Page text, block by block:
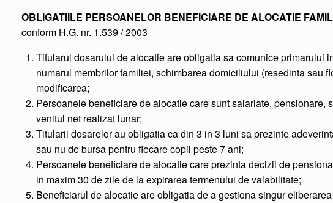
OBLIGATIILE PERSOANELOR BENEFICIARE DE ALOCATIE
conform H.G. nr. 1.539 / 2003
Titularul dosarului de alocatie are obligatia sa comunice primarului
numarul membrilor familiei, schimbarea domiciliului (resedinta sau
modificarea;
Persoanele beneficiare de alocatie care sunt salariate,
venitul net realizat lunar;
Titularii dosarelor au obligatia ca din 3 in 3 luni sa prezinte
sau nu de bursa pentru fiecare copil peste 7 ani;
Persoanele beneficiare de alocatie care prezinta decizii de
in maxim 30 de zile de la expirarea termenului de valabilitate;
Beneficiarul de alocatie are obligatia de a gestiona singur